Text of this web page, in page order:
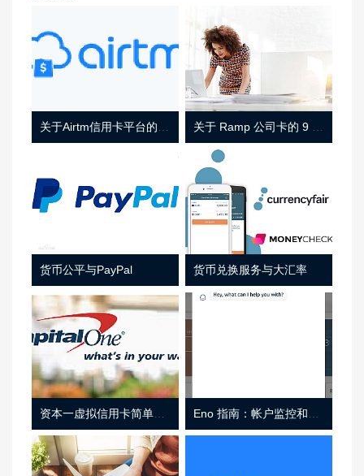
货币公平与PayPal 货币兑换服务与大汇率
资本一虚拟信用卡简单介绍